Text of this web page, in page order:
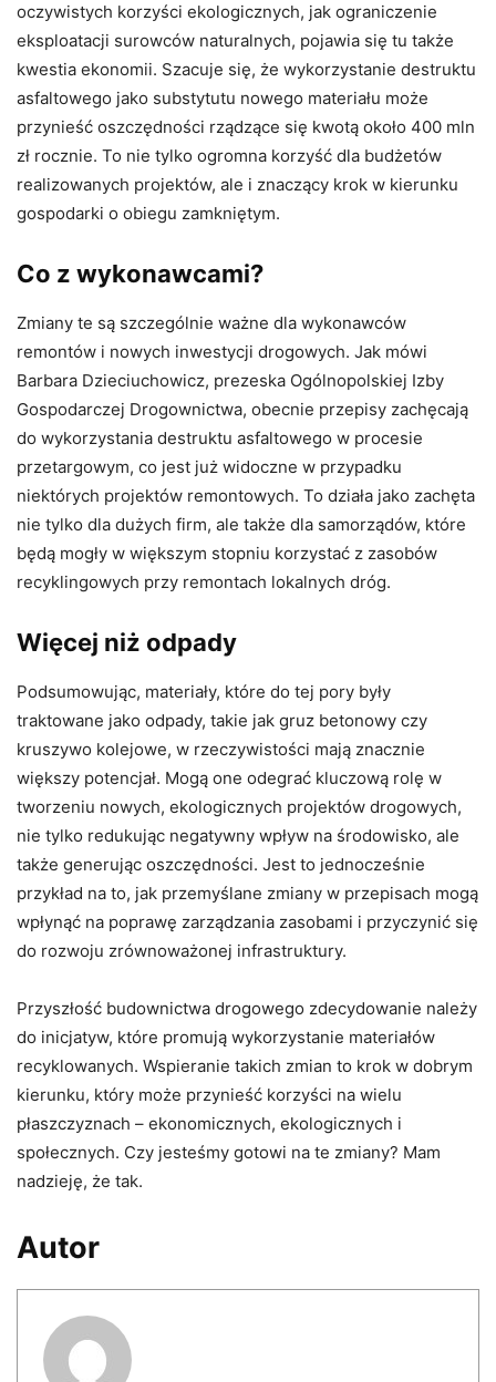
oczywistych korzyści ekologicznych, jak ograniczenie
eksploatacji surowców naturalnych, pojawia się tu także
kwestia ekonomii. Szacuje się, że wykorzystanie destruktu
asfaltowego jako substytutu nowego materiału może
przynieść oszczędności rządzące się kwotą około 400 mln
zł rocznie. To nie tylko ogromna korzyść dla budżetów
realizowanych projektów, ale i znaczący krok w kierunku
gospodarki o obiegu zamkniętym.
Co z wykonawcami?
Zmiany te są szczególnie ważne dla wykonawców
remontów i nowych inwestycji drogowych. Jak mówi
Barbara Dzieciuchowicz, prezeska Ogólnopolskiej Izby
Gospodarczej Drogownictwa, obecnie przepisy zachęcają
do wykorzystania destruktu asfaltowego w procesie
przetargowym, co jest już widoczne w przypadku
niektórych projektów remontowych. To działa jako zachęta
nie tylko dla dużych firm, ale także dla samorządów, które
będą mogły w większym stopniu korzystać z zasobów
recyklingowych przy remontach lokalnych dróg.
Więcej niż odpady
Podsumowując, materiały, które do tej pory były
traktowane jako odpady, takie jak gruz betonowy czy
kruszywo kolejowe, w rzeczywistości mają znacznie
większy potencjał. Mogą one odegrać kluczową rolę w
tworzeniu nowych, ekologicznych projektów drogowych,
nie tylko redukując negatywny wpływ na środowisko, ale
także generując oszczędności. Jest to jednocześnie
przykład na to, jak przemyślane zmiany w przepisach mogą
wpłynąć na poprawę zarządzania zasobami i przyczynić się
do rozwoju zrównoważonej infrastruktury.
Przyszłość budownictwa drogowego zdecydowanie należy
do inicjatyw, które promują wykorzystanie materiałów
recyklowanych. Wspieranie takich zmian to krok w dobrym
kierunku, który może przynieść korzyści na wielu
płaszczyznach – ekonomicznych, ekologicznych i
społecznych. Czy jesteśmy gotowi na te zmiany? Mam
nadzieję, że tak.
Autor